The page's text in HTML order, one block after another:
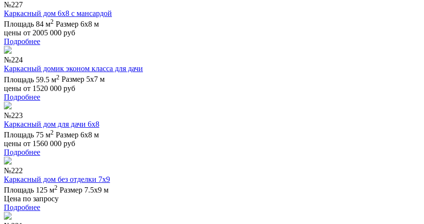
№227
Каркасный дом 6х8 с мансардой
Площадь 84 м2 Размер 6х8 м
цены от 2005 000 руб
Подробнее
№224
Каркасный домик эконом класса для дачи
Площадь 59.5 м2 Размер 5х7 м
цены от 1520 000 руб
Подробнее
№223
Каркасный дом для дачи 6х8
Площадь 75 м2 Размер 6х8 м
цены от 1560 000 руб
Подробнее
№222
Каркасный дом без отделки 7х9
Площадь 125 м2 Размер 7.5х9 м
Цена по запросу
Подробнее